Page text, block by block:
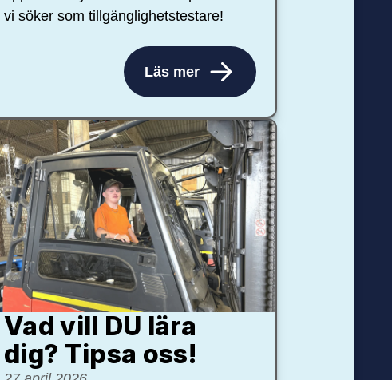
vi söker som tillgänglighetstestare!
Läs mer
Vad vill DU lära
dig? Tipsa oss!